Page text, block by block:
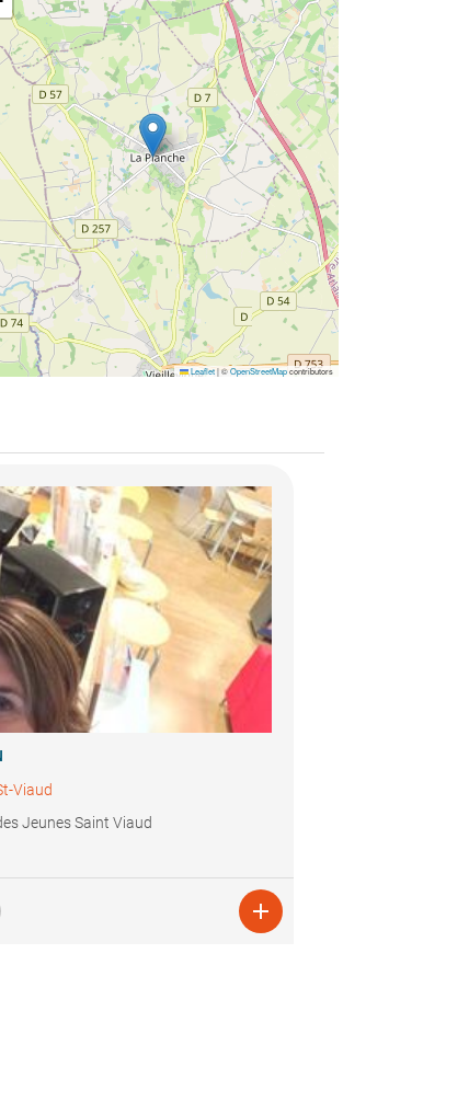
Leaflet |©OpenStreetMapcontributors
Viaud
Jeunes Saint Viaud
